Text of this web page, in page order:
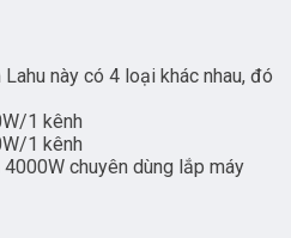
này có 4 loại khác nhau, đó
1 kênh
1 kênh
chuyên dùng lắp máy